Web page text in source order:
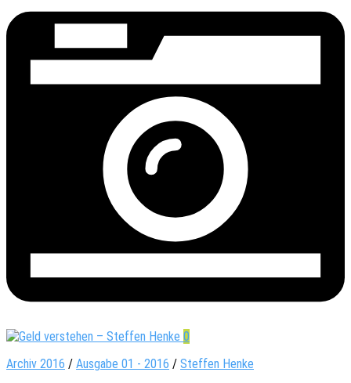
0
Archiv 2016 / Ausgabe 01 - 2016 / Steffen Henke